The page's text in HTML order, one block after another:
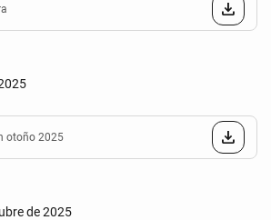
otoño 2025
de 2025